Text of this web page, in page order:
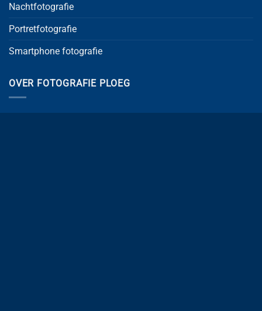
Nachtfotografie
Portretfotografie
Smartphone fotografie
OVER FOTOGRAFIE PLOEG